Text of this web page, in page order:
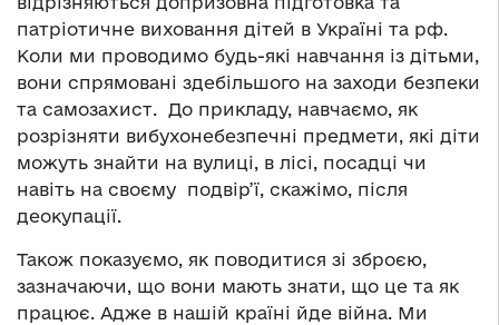
патріотичне виховання дітей в Україні та рф.
Коли ми проводимо будь-які навчання із дітьми,
вони спрямовані здебільшого на заходи безпеки
та самозахист. До прикладу, навчаємо, як
розрізняти вибухонебезпечні предмети, які діти
можуть знайти на вулиці, в лісі, посадці чи
навіть на своєму подвір’ї, скажімо, після
деокупації.
Також показуємо, як поводитися зі зброєю,
зазначаючи, що вони мають знати, що це та як
працює. Адже в нашій країні йде війна. Ми